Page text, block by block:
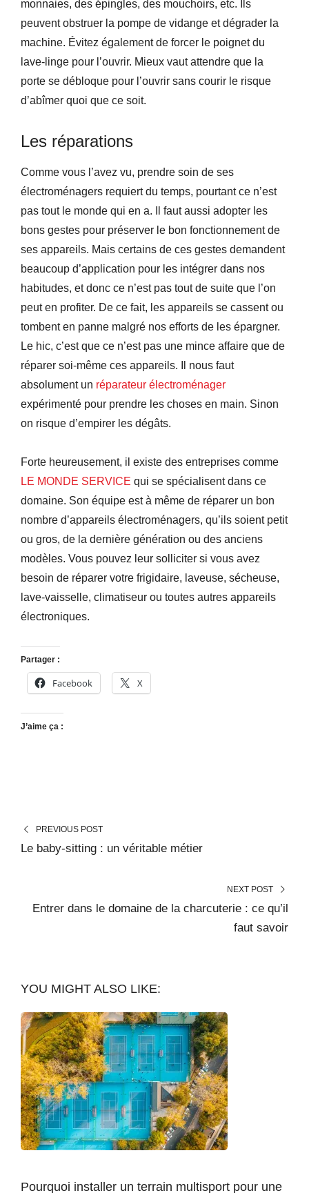
monnaies, des épingles, des mouchoirs, etc. Ils
peuvent obstruer la pompe de vidange et dégrader la
machine. Évitez également de forcer le poignet du
lave-linge pour l’ouvrir. Mieux vaut attendre que la
porte se débloque pour l’ouvrir sans courir le risque
d’abîmer quoi que ce soit.
Les réparations
Comme vous l’avez vu, prendre soin de ses
électroménagers requiert du temps, pourtant ce n’est
pas tout le monde qui en a. Il faut aussi adopter les
bons gestes pour préserver le bon fonctionnement de
ses appareils. Mais certains de ces gestes demandent
beaucoup d’application pour les intégrer dans nos
habitudes, et donc ce n’est pas tout de suite que l’on
peut en profiter. De ce fait, les appareils se cassent ou
tombent en panne malgré nos efforts de les épargner.
Le hic, c’est que ce n’est pas une mince affaire que de
réparer soi-même ces appareils. Il nous faut
absolument un réparateur électroménager
expérimenté pour prendre les choses en main. Sinon
on risque d’empirer les dégâts.
Forte heureusement, il existe des entreprises comme
LE MONDE SERVICE qui se spécialisent dans ce
domaine. Son équipe est à même de réparer un bon
nombre d’appareils électroménagers, qu’ils soient petit
ou gros, de la dernière génération ou des anciens
modèles. Vous pouvez leur solliciter si vous avez
besoin de réparer votre frigidaire, laveuse, sécheuse,
lave-vaisselle, climatiseur ou toutes autres appareils
électroniques.
Partager :
Facebook X
J’aime ça :
PREVIOUS POST
Le baby-sitting : un véritable métier
NEXT POST
Entrer dans le domaine de la charcuterie : ce qu’il
faut savoir
YOU MIGHT ALSO LIKE:
Pourquoi installer un terrain multisport pour une